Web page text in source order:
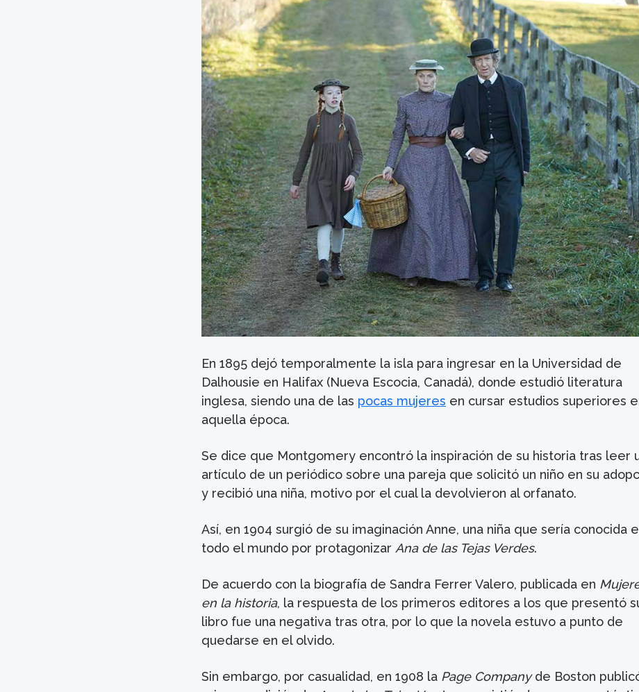
En 1895 dejó temporalmente la isla para ingresar en la Universidad de
Dalhousie en Halifax (Nueva Escocia, Canadá), donde estudió literatura
inglesa, siendo una de las pocas mujeres en cursar estudios superiores
aquella época.
Se dice que Montgomery encontró la inspiración de su historia tras leer
artículo de un periódico sobre una pareja que solicitó un niño en su
y recibió una niña, motivo por el cual la devolvieron al orfanato.
Así, en 1904 surgió de su imaginación Anne, una niña que sería conocida
todo el mundo por protagonizar Ana de las Tejas Verdes.
De acuerdo con la biografía de Sandra Ferrer Valero, publicada en
en la historia, la respuesta de los primeros editores a los que presentó
libro fue una negativa tras otra, por lo que la novela estuvo a punto de
quedarse en el olvido.
Sin embargo, por casualidad, en 1908 la Page Companyde Boston